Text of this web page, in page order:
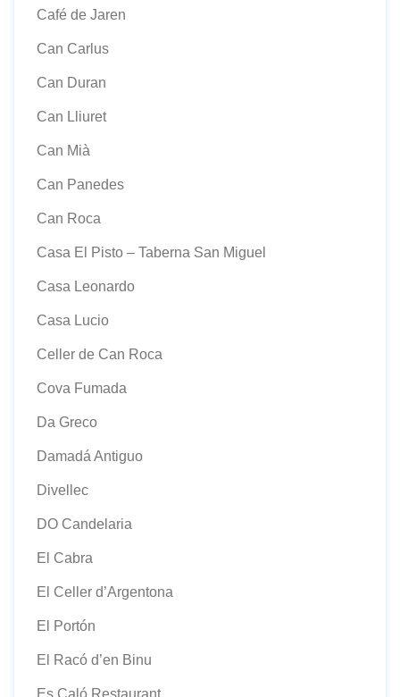
Café de Jaren
Can Carlus
Can Duran
Can Lliuret
Can Mià
Can Panedes
Can Roca
Casa El Pisto – Taberna San Miguel
Casa Leonardo
Casa Lucio
Celler de Can Roca
Cova Fumada
Da Greco
Damadá Antiguo
Divellec
DO Candelaria
El Cabra
El Celler d’Argentona
El Portón
El Racó d’en Binu
Es Caló Restaurant